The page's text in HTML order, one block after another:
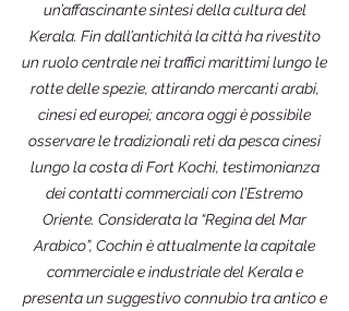
un’affascinante sintesi della cultura del
Kerala. Fin dall’antichità la città ha rivestito
un ruolo centrale nei traffici marittimi lungo le
rotte delle spezie, attirando mercanti arabi,
cinesi ed europei; ancora oggi è possibile
osservare le tradizionali reti da pesca cinesi
lungo la costa di Fort Kochi, testimonianza
dei contatti commerciali con l’Estremo
Oriente. Considerata la “Regina del Mar
Arabico”, Cochin è attualmente la capitale
commerciale e industriale del Kerala e
presenta un suggestivo connubio tra antico e